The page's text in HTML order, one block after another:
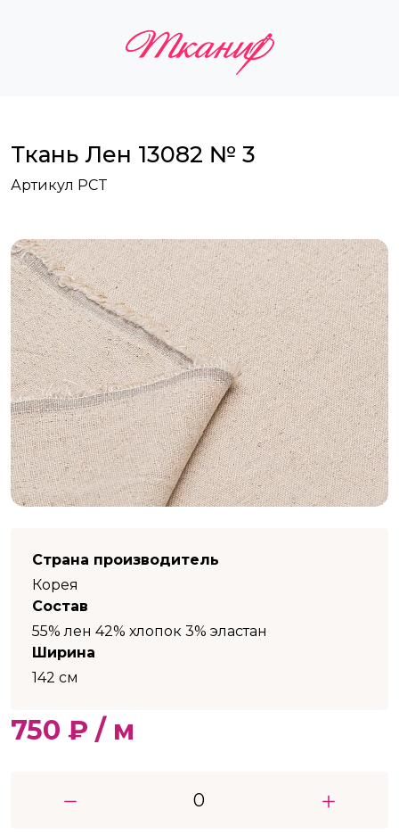
Ткань Лен 13082 № 3
Артикул PCT
Страна производитель
Корея
Состав
55% лен 42% хлопок 3% эластан
Ширина
142 см
750 ₽ / м